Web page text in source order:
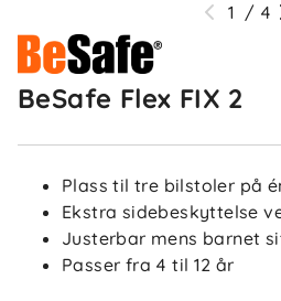
1 / 4
BeSafe Flex FIX 2
Plass til tre bilstoler på
Ekstra sidebeskyttelse
Justerbar mens barnet
Passer fra 4 til 12 år
Tusen takk for hyggelig
koselig å høre at dere er
meshstoffet gjør den luftig og
🌸
TH Trond H